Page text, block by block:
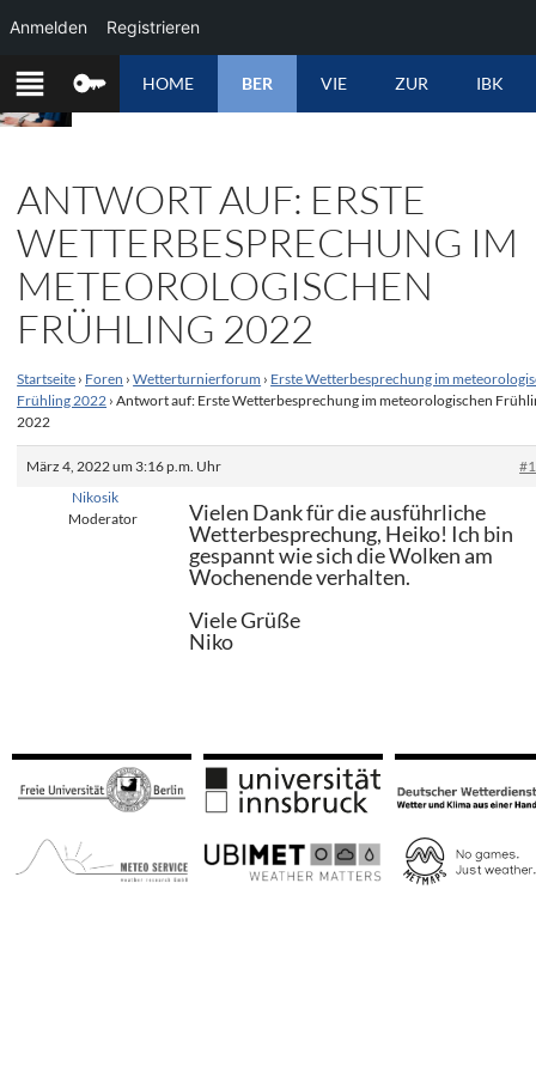
ZUM
INHALT
SPRINGEN
HOME BER VIE ZUR IBK
ANTWORT AUF: ERSTE
WETTERBESPRECHUNG IM
METEOROLOGISCHEN
FRÜHLING 2022
Startseite › Foren › Wetterturnierforum › Erste Wetterbesprechung im
Frühling 2022 › Antwort auf: Erste Wetterbesprechung im meteorologischen
2022
März 4, 2022 um 3:16 p.m. Uhr
Nikosik
Moderator
Vielen Dank für die ausführliche
Wetterbesprechung, Heiko! Ich bin
gespannt wie sich die Wolken am
Wochenende verhalten.
Viele Grüße
Niko
Anmelden Registrieren